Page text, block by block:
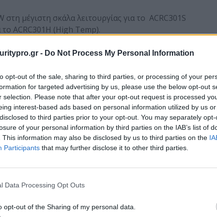
- Do Not Process My Personal Information
opt-out of the sale, sharing to third parties, or processing of your
for targeted advertising by us, please use the below opt-out
selection. Please note that after your opt-out request is processed
interest-based ads based on personal information utilized by us
to third parties prior to your opt-out. You may separately
of your personal information by third parties on the IAB’s list of
This information may also be disclosed by us to third parties on the
Participants that may further disclose it to other third parties.
Data Processing Opt Outs
opt-out of the Sharing of my personal data.
στη μέγιστη σκάλα λειτουργίας για το ACRC301S
ACRC301H (High Temp).
: το σύστημα διασφαλίζει ότι η θερμοκρασία του
ώστε να μη γίνεται συμπύκνωση αέρα
την ανακυκλοφορία του νερού στο εσωτερικό
ACRC301H.
και ρυθμίζει κατάλληλα το ψυκτικό φορτίο ώστε
του αέρα εισαγωγής στους server inlet.
την απαραίτητη ορατότητα της όλης
τις τεχνολογίες EcoAisle™ και Active Flow
είναι ήδη διαθέσιμα στην ελληνική αγορά.